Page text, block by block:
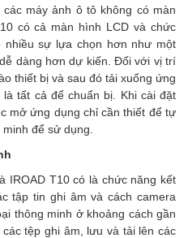
máy ảnh ô tô không có màn
có cả màn hình LCD và chức
nhiều sự lựa chọn hơn như một
dàng hơn dự kiến. Đối với vị trí
thiết bị và sau đó tải xuống ứng
tất cả để chuẩn bị. Khi cài đặt
mở ứng dụng chỉ cần thiết để tự
để sử dụng.
IROAD T10 có là chức năng kết
tập tin ghi âm và cách camera
thông minh ở khoảng cách gần
tệp ghi âm, lưu và tải lên các